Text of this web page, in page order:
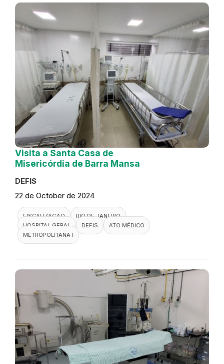
Visita a Santa Casa de
Misericórdia de Barra Mansa
DEFIS
22 de October de 2024
FISCALIZAÇÃO
RIO DE JANEIRO
HOSPITAL GERAL
DEFIS
ATO MÉDICO
METROPOLITANA I